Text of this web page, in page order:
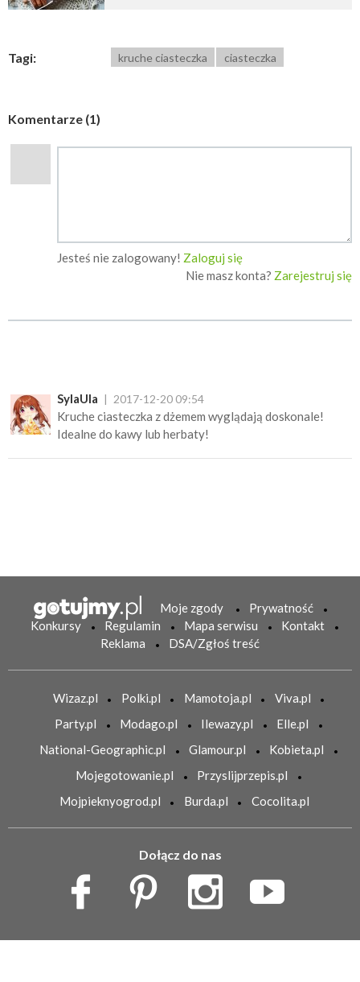
Tagi: kruche ciasteczka ciasteczka
Komentarze (1)
Jesteś nie zalogowany! Zaloguj się
Nie masz konta? Zarejestruj się
SylaUla 2017-12-20 09:54
Kruche ciasteczka z dżemem wyglądają doskonale!
Idealne do kawy lub herbaty!
Moje zgody
Prywatność
Konkursy
Regulamin Mapa serwisu
Kontakt
Reklama
DSA/Zgłoś treść
Wizaz.pl Polki.pl Mamotoja.pl
Viva.pl
Party.pl
Modago.pl Ilewazy.pl
Elle.pl
National-Geographic.pl
Glamour.pl
Kobieta.pl
Mojegotowanie.pl
Przyslijprzepis.pl
Mojpieknyogrod.pl
Burda.pl Cocolita.pl
Dołącz do nas